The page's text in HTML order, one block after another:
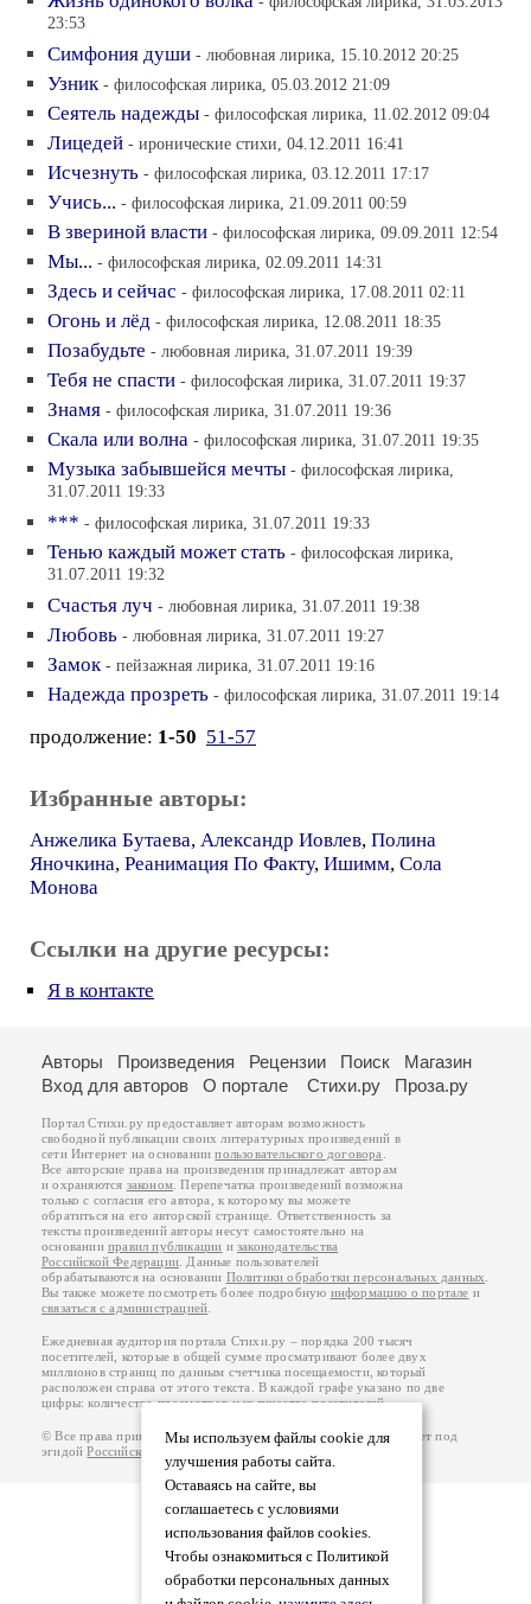
23:53
Симфония души - любовная лирика, 15.10.2012 20:25
Узник - философская лирика, 05.03.2012 21:09
Сеятель надежды - философская лирика, 11.02.2012 09:04
Лицедей - иронические стихи, 04.12.2011 16:41
Исчезнуть - философская лирика, 03.12.2011 17:17
Учись... - философская лирика, 21.09.2011 00:59
В звериной власти - философская лирика, 09.09.2011 12:54
Мы... - философская лирика, 02.09.2011 14:31
Здесь и сейчас - философская лирика, 17.08.2011 02:11
Огонь и лёд - философская лирика, 12.08.2011 18:35
Позабудьте - любовная лирика, 31.07.2011 19:39
Тебя не спасти - философская лирика, 31.07.2011 19:37
Знамя - философская лирика, 31.07.2011 19:36
Скала или волна - философская лирика, 31.07.2011 19:35
Музыка забывшейся мечты - философская лирика,
31.07.2011 19:33
*** - философская лирика, 31.07.2011 19:33
Тенью каждый может стать - философская лирика,
31.07.2011 19:32
Счастья луч - любовная лирика, 31.07.2011 19:38
Любовь - любовная лирика, 31.07.2011 19:27
Замок - пейзажная лирика, 31.07.2011 19:16
Надежда прозреть - философская лирика, 31.07.2011 19:14
продолжение: 1-50 51-57
Избранные авторы:
Анжелика Бутаева, Александр Иовлев, Полина
Яночкина, Реанимация По Факту, Ишимм, Сола
Монова
Ссылки на другие ресурсы:
Я в контакте
Мы используем файлы cookie для
улучшения работы сайта.
Оставаясь на сайте, вы
соглашаетесь с условиями
использования файлов cookies.
Чтобы ознакомиться с Политикой
обработки персональных данных
Авторы Произведения Рецензии Поиск
Магазин
Вход для авторов
О портале Стихи.ру Проза.ру
Портал Стихи.ру предоставляет авторам возможность
свободной публикации своих литературных произведений в
сети Интернет на основаниипользовательского договора
Все авторские права на произведения принадлежат авторам
и охраняются законом . Перепечатка произведений возможна
только с согласия его автора, к которому вы можете
обратиться на его авторской странице. Ответственность за
тексты произведений авторы несут самостоятельно на
основанииправил публикации изаконодательства
Российской Федерации . Данные пользователей
обрабатываются на основании Политики обработки персональных данных
Вы также можете посмотреть более подробную информацию о портале и
связаться с администрацией
Ежедневная аудитория портала Стихи.ру – порядка 200 тысяч
посетителей, которые в общей сумме просматривают более двух
миллионов страниц по данным счетчика посещаемости, который
расположен справа от этого текста. В каждой графе указано по две
цифры: количество просмотров и количество посетителей.
© Все права принадлежат авторам, 2000-2026. Портал работает под
эгидойРоссийского союза писателей